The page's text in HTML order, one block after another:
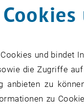
und bindet
die Zugriffe
anbieten zu
zu